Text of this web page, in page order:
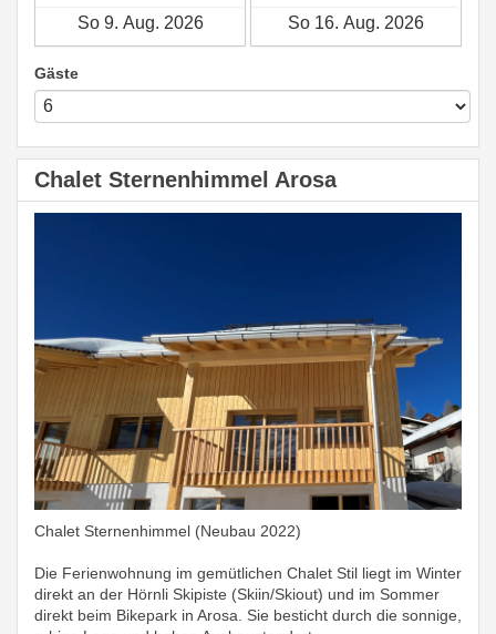
Gäste
Chalet Sternenhimmel Arosa
Chalet Sternenhimmel (Neubau 2022)
Die Ferienwohnung im gemütlichen Chalet Stil liegt im Winter
direkt an der Hörnli Skipiste (Skiin/Skiout) und im Sommer
direkt beim Bikepark in Arosa. Sie besticht durch die sonnige,